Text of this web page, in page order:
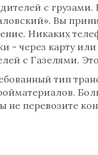
с
Вы
Никаких
- через карту
с Газелями.
тип
не перевозите